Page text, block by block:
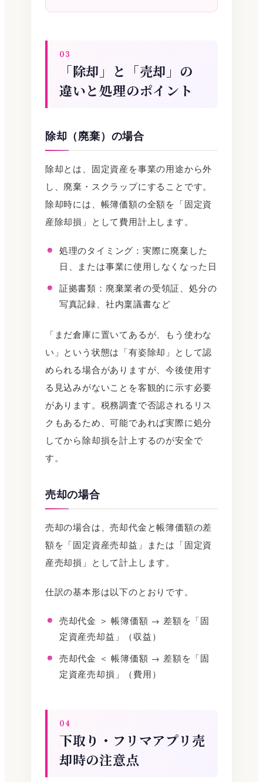
03
「除却」と「売却」の
違いと処理のポイント
除却（廃棄）の場合
除却とは、固定資産を事業の用途から外
し、廃棄・スクラップにすることです。
除却時には、帳簿価額の全額を「固定資
産除却損」として費用計上します。
処理のタイミング：実際に廃棄した
日、または事業に使用しなくなった日
証拠書類：廃棄業者の受領証、処分の
写真記録、社内稟議書など
「まだ倉庫に置いてあるが、もう使わな
い」という状態は「有姿除却」として認
められる場合がありますが、今後使用す
る見込みがないことを客観的に示す必要
があります。税務調査で否認されるリス
クもあるため、可能であれば実際に処分
してから除却損を計上するのが安全で
す。
売却の場合
売却の場合は、売却代金と帳簿価額の差
額を「固定資産売却益」または「固定資
産売却損」として計上します。
仕訳の基本形は以下のとおりです。
売却代金 ＞ 帳簿価額 → 差額を「固
定資産売却益」（収益）
売却代金 ＜ 帳簿価額 → 差額を「固
定資産売却損」（費用）
04
下取り・フリマアプリ売
却時の注意点